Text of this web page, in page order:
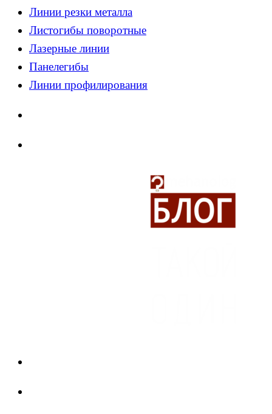
Линии резки металла
Листогибы поворотные
Лазерные линии
Панелегибы
Линии профилирования